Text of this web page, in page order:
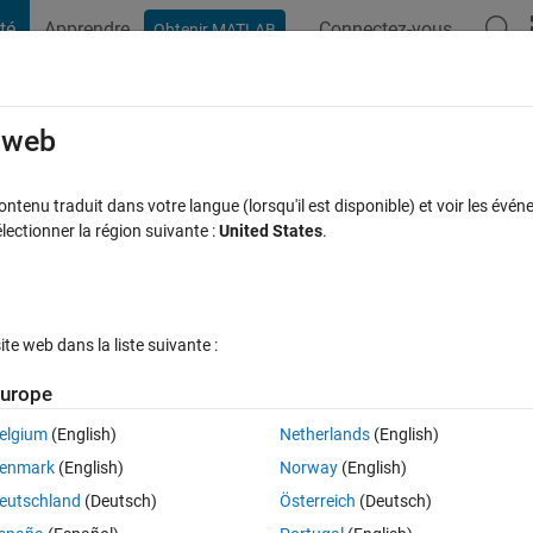
Apprendre Obtenir MATLAB Connectez-vous
array out of the different
A new value of n is computed each
I put all those values into a column
5 Oct 2017 3 Vues (30 jours)
Ouvrir dans MATLAB Online
traduit dans votre langue (lorsqu'il est disponible) et voir les
la région suivante :United States.
web dans la liste suivante :
(English)
(English)
(Deutsch)
Netherlands(English)
Norway(English)
Österreich (Deutsch)